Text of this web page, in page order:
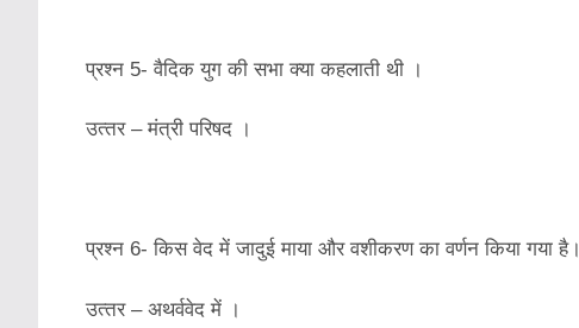
प्रश्‍न 5- वैदिक युग की सभा क्‍या कहलाती थी ।
उत्‍तर – मंत्री परिषद ।
प्रश्‍न 6- किस वेद में जादुई माया और वशीकरण का वर्णन किया गया है।
उत्‍तर – अथर्ववेद में ।